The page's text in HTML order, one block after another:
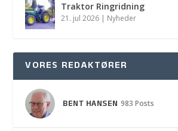
Traktor Ringridning
21. jul 2026 | Nyheder
VORES REDAKTØRER
BENT HANSEN 983 Posts